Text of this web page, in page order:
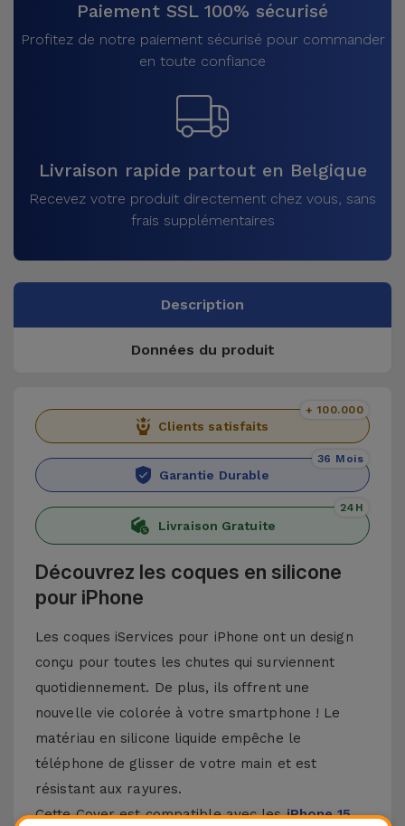
Paiement SSL 100% sécurisé
Profitez de notre paiement sécurisé pour commander
en toute confiance
Livraison rapide partout en Belgique
Recevez votre produit directement chez vous, sans
frais supplémentaires
Description
Données du produit
Clients satisfaits
+ 100.000
Garantie Durable
36 Mois
Livraison Gratuite
24H
Découvrez les coques en silicone
pour iPhone
Les coques iServices pour iPhone ont un design
conçu pour toutes les chutes qui surviennent
quotidiennement. De plus, ils offrent une
nouvelle vie colorée à votre smartphone ! Le
matériau en silicone liquide empêche le
téléphone de glisser de votre main et est
résistant aux rayures.
Cette Cover est compatible avec lesiPhone 15,